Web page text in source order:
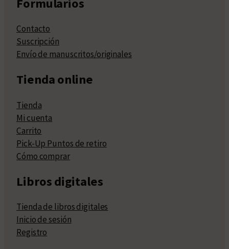
Contacto
Suscripción
Envío de manuscritos/originales
Tienda online
Tienda
Mi cuenta
Carrito
Pick-Up Puntos de retiro
Cómo comprar
Libros digitales
Tienda de libros digitales
Inicio de sesión
Registro